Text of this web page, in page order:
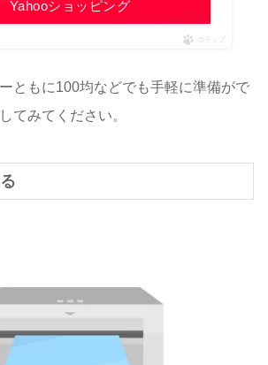
Yahooショッピング
ポチップ
ともに100均などでも手軽に準備がで
てみてください。